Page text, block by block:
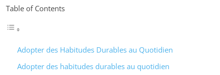
Table of Contents
Adopter des Habitudes Durables au Quotidien
Adopter des habitudes durables au quotidien